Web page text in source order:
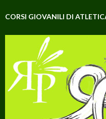
CORSI GIOVANILI DI